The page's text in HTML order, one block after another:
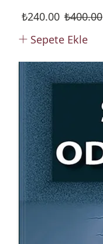
₺400.00
₺240.00
Sepete Ekle